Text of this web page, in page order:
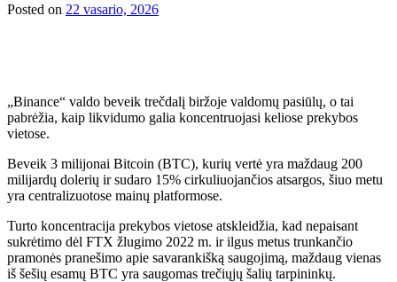
Posted on 22 vasario, 2026
„Binance“ valdo beveik trečdalį biržoje valdomų pasiūlų, o tai
pabrėžia, kaip likvidumo galia koncentruojasi keliose prekybos
vietose.
Beveik 3 milijonai Bitcoin (BTC), kurių vertė yra maždaug 200
milijardų dolerių ir sudaro 15% cirkuliuojančios atsargos, šiuo metu
yra centralizuotose mainų platformose.
Turto koncentracija prekybos vietose atskleidžia, kad nepaisant
sukrėtimo dėl FTX žlugimo 2022 m. ir ilgus metus trunkančio
pramonės pranešimo apie savarankišką saugojimą, maždaug vienas
iš šešių esamų BTC yra saugomas trečiųjų šalių tarpininkų.